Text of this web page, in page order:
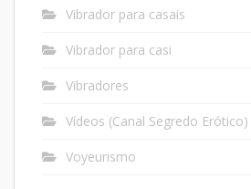
Vibrador para casais
Vibrador para casi
Vibradores
Vídeos (Canal Segredo Erótico)
Voyeurismo